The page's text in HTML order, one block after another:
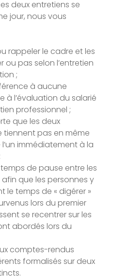
deux entretiens se
jour, nous vous
rappeler le cadre et les
ou pas selon l’entretien
;
à aucune
à l’évaluation du salarié
professionnel ;
que les deux
tiennent pas en même
immédiatement à la
de pause entre les
que les personnes y
le temps de « digérer »
lors du premier
se recentrer sur les
abordés lors du
comptes-rendus
formalisés sur deux